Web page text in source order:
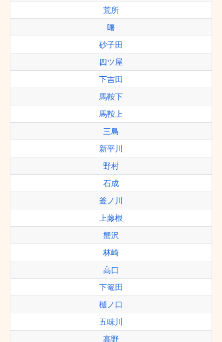
荒所
曙
砂子田
四ツ屋
下吉田
馬鞍下
馬鞍上
三島
新平川
野村
石成
釜ノ川
上藤根
蟹沢
林崎
高口
下篭田
樋ノ口
五味川
高野